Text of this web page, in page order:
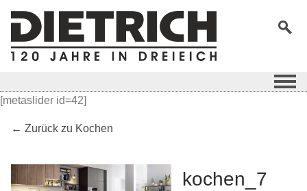
[metaslider id=42]
← Zurück zu Kochen
kochen_7